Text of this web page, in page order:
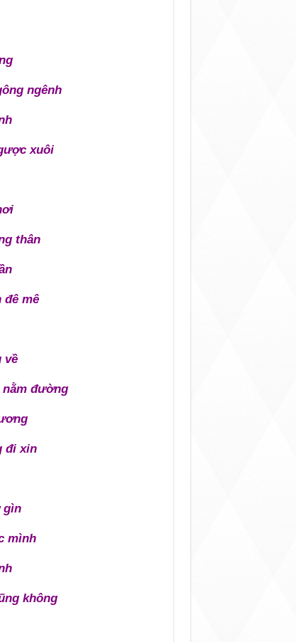
ngênh
xuôi
thân
đê mê
về
nằm đường
đi xin
gìn
mình
không